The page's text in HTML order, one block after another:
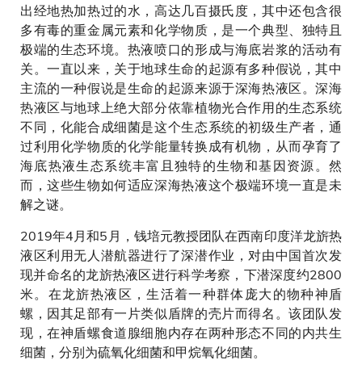
出经地热加热过的水，高达几百摄氏度，其中还包含很
多有毒的重金属元素和化学物质，是一个典型、独特且
极端的生态环境。热液喷口的形成与海底岩浆的活动有
关。一直以来，关于地球生命的起源有多种假说，其中
主流的一种假说是生命的起源来源于深海热液区。深海
热液区与地球上绝大部分依靠植物光合作用的生态系统
不同，化能合成细菌是这个生态系统的初级生产者，通
过利用化学物质的化学能量转换成有机物，从而孕育了
海底热液生态系统丰富且独特的生物和基因资源。然
而，这些生物如何适应深海热液这个极端环境一直是未
解之谜。
2019年4月和5月，钱培元教授团队在西南印度洋龙旂热
液区利用无人潜航器进行了深潜作业，对由中国首次发
现并命名的龙旂热液区进行科学考察，下潜深度约2800
米。在龙旂热液区，生活着一种群体庞大的物种神盾
螺，因其足部有一片类似盾牌的壳片而得名。该团队发
现，在神盾螺食道腺细胞内存在两种形态不同的内共生
细菌，分别为硫氧化细菌和甲烷氧化细菌。